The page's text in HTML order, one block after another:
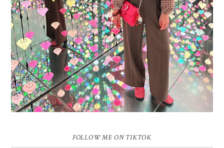
pauzeknop duw, want Sprinkles on a Cupcake bestaat 16 jaar. Zestien.
Dat blijft ...
FOLLOW ME ON TIKTOK